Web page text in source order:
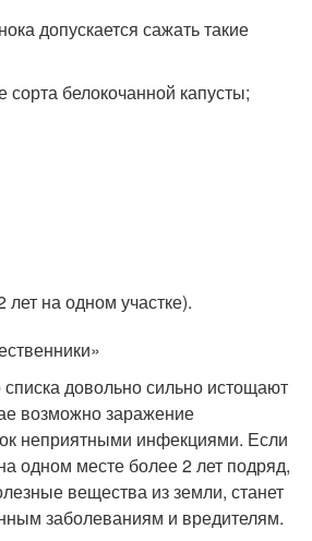
допускается сажать такие
сорта белокочанной капусты;
лет на одном участке).
списка довольно сильно истощают
возможно заражение
неприятными инфекциями. Если
одном месте более 2 лет подряд,
вещества из земли, станет
заболеваниям и вредителям.